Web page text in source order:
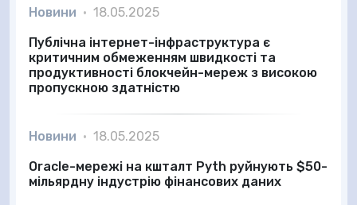
Новини • 18.05.2025
Публічна інтернет-інфраструктура є
критичним обмеженням швидкості та
продуктивності блокчейн-мереж з високою
пропускною здатністю
Новини • 18.05.2025
Oracle-мережі на кшталт Pyth руйнують $50-
мільярдну індустрію фінансових даних